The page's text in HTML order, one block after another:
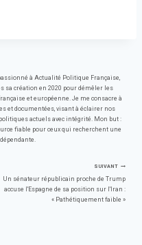
à Actualité Politique Française,
sa création en 2020 pour démêler les
et européenne. Je me consacre à
et documentées, visant à éclairer nos
actuels avec intégrité. Mon but :
fiable pour ceux qui recherchent une
SUIVANT
Un sénateur républicain proche de Trump
accuse l'Espagne de sa position sur l'Iran :
« Pathétiquement faible »